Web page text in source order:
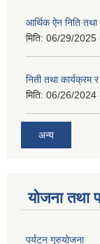
आर्थिक ऐन निति
मिति: 06/29/2025
निती तथा
मिति: 06/26/2024
अन्य
योजना तथा
पर्यटन गुरुयोजना